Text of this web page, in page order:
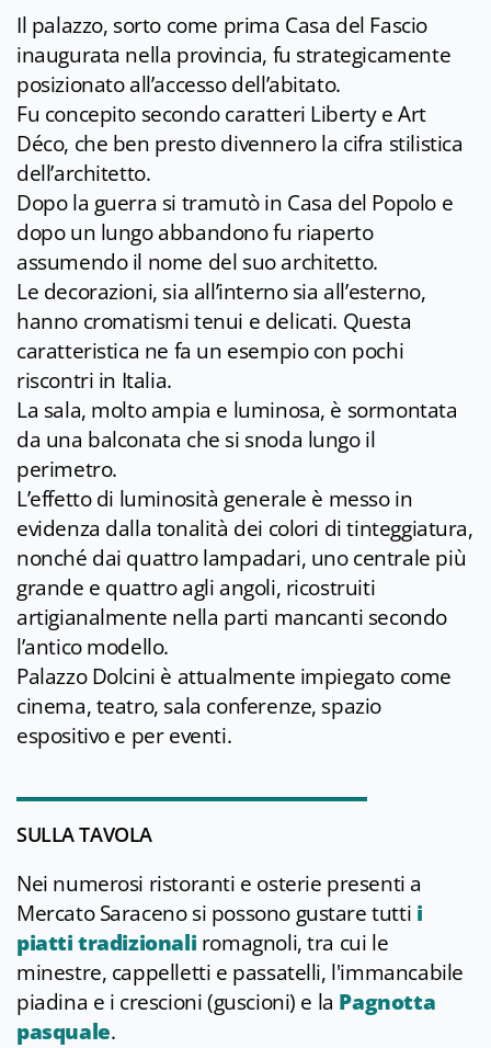
Il palazzo, sorto come prima Casa del Fascio
inaugurata nella provincia, fu strategicamente
posizionato all’accesso dell’abitato.
Fu concepito secondo caratteri Liberty e Art
Déco, che ben presto divennero la cifra stilistica
dell’architetto.
Dopo la guerra si tramutò in Casa del Popolo e
dopo un lungo abbandono fu riaperto
assumendo il nome del suo architetto.
Le decorazioni, sia all’interno sia all’esterno,
hanno cromatismi tenui e delicati. Questa
caratteristica ne fa un esempio con pochi
riscontri in Italia.
La sala, molto ampia e luminosa, è sormontata
da una balconata che si snoda lungo il
perimetro.
L’effetto di luminosità generale è messo in
evidenza dalla tonalità dei colori di tinteggiatura,
nonché dai quattro lampadari, uno centrale più
grande e quattro agli angoli, ricostruiti
artigianalmente nella parti mancanti secondo
l’antico modello.
Palazzo Dolcini è attualmente impiegato come
cinema, teatro, sala conferenze, spazio
espositivo e per eventi.
SULLA TAVOLA
Nei numerosi ristoranti e osterie presenti a
Mercato Saraceno si possono gustare tutti i
piatti tradizionali romagnoli, tra cui le
minestre, cappelletti e passatelli, l'immancabile
piadina e i crescioni (guscioni) e la Pagnotta
pasquale.